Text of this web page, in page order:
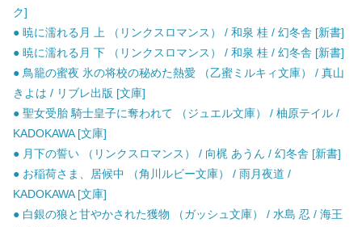
ク]
● 暁に濡れる月 上 （リンクスロマンス） / 和泉 桂 / 幻冬舎 [新書]
● 暁に濡れる月 下 （リンクスロマンス） / 和泉 桂 / 幻冬舎 [新書]
● 鳥籠の蜜夜 氷の将校の秘めた熱愛 （乙蜜ミルキィ文庫） / 真山
きよは / リブレ出版 [文庫]
● 聖女受胎 騎士皇子に奪われて （ジュエル文庫） / 柚原テイル /
KADOKAWA [文庫]
● 月下の誓い （リンクスロマンス） / 向梶 あうん / 幻冬舎 [新書]
● お稲荷さま、居候中 （角川ルビー文庫） / 雨月夜道 /
KADOKAWA [文庫]
● 白銀の狼と甘やかされた獲物 （ガッシュ文庫） / 水島 忍 / 海王